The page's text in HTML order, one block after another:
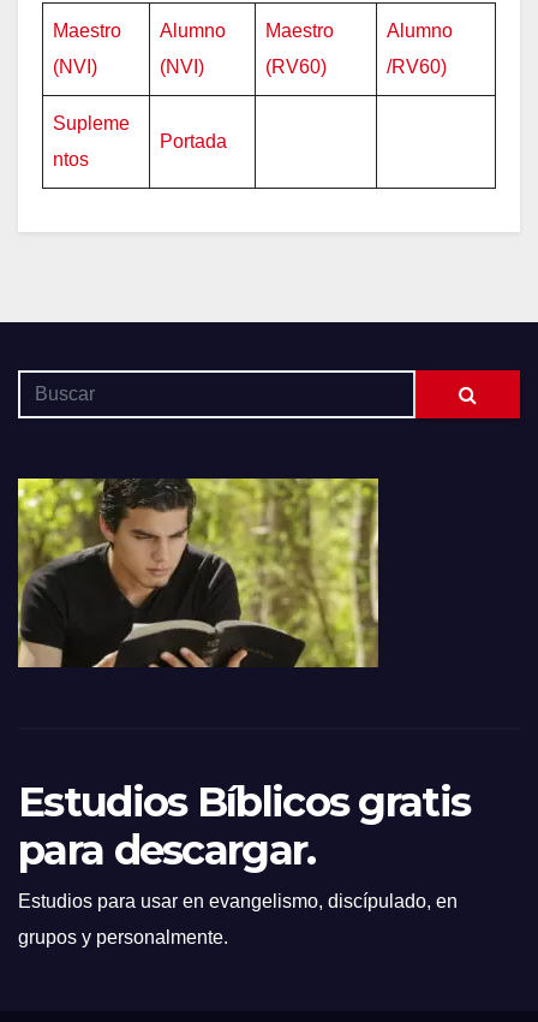
Maestro
(NVI)
Alumno
(NVI)
Maestro
(RV60)
Alumno
/RV60)
Supleme
ntos
Portada
Estudios Bíblicos gratis
para descargar.
Estudios para usar en evangelismo, discípulado, en
grupos y personalmente.